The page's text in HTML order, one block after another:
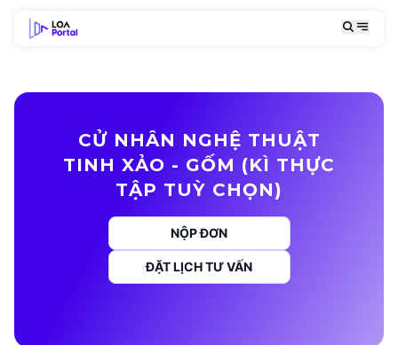
CỬ NHÂN NGHỆ THUẬT
TINH XẢO - GỐM (KÌ THỰC
TẬP TUỲ CHỌN)
NỘP ĐƠN
ĐẶT LỊCH TƯ VẤN